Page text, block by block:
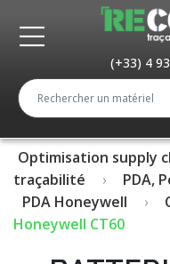
(+33) 4
Optimisation supply
traçabilité
PDA,
PDA Honeywell
Honeywell CT60